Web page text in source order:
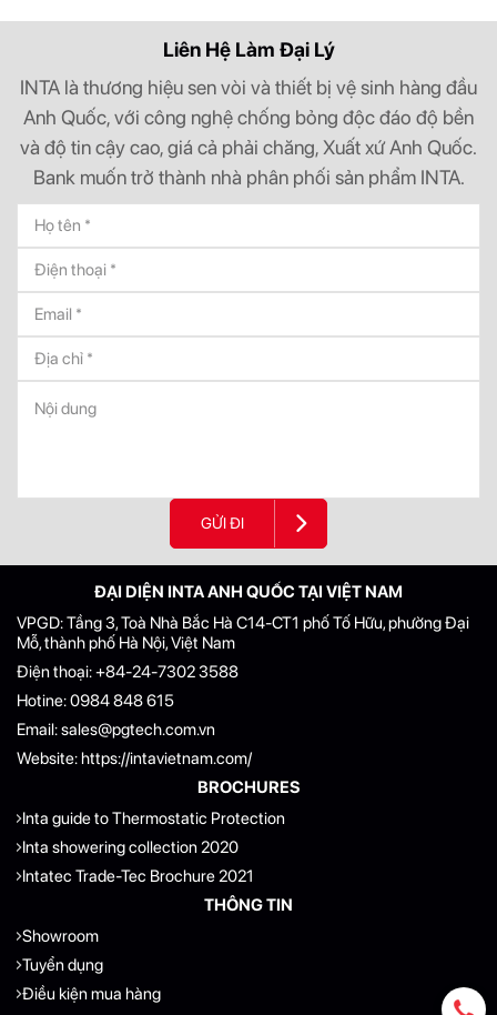
Liên Hệ Làm Đại Lý
INTA là thương hiệu sen vòi và thiết bị vệ sinh hàng đầu
Anh Quốc, với công nghệ chống bỏng độc đáo độ bền
và độ tin cậy cao, giá cả phải chăng, Xuất xứ Anh Quốc.
Bank muốn trở thành nhà phân phối sản phẩm INTA.
GỬI ĐI
ĐẠI DIỆN INTA ANH QUỐC TẠI VIỆT NAM
VPGD: Tầng 3, Toà Nhà Bắc Hà C14-CT1 phố Tố Hữu, phường Đại
Mỗ, thành phố Hà Nội, Việt Nam
Điện thoại:+84-24-7302 3588
Hotine:0984 848 615
Email:sales@pgtech.com.vn
Website:https://intavietnam.com/
BROCHURES
Inta guide to Thermostatic Protection
Inta showering collection 2020
Intatec Trade-Tec Brochure 2021
THÔNG TIN
Showroom
Tuyển dụng
Điều kiện mua hàng